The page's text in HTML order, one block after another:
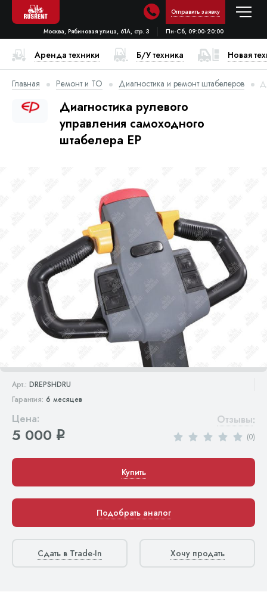
Отправить заявку
Москва, Рябиновая улица, 61А, стр. 3 Пн-Сб, 09:00-20:00
Аренда техники Б/У техника Новая
Главная Ремонт и ТО Диагностика и ремонт штабелеров
Диагностика рулевого
управления самоходного
штабелера EP
Арт.: DREPSHDRU
Гарантия: 6 месяцев
Цена:
5 000 q
Отзывы:
(0)
Купить
Подобрать аналог
Сдать в Trade-In Хочу продать